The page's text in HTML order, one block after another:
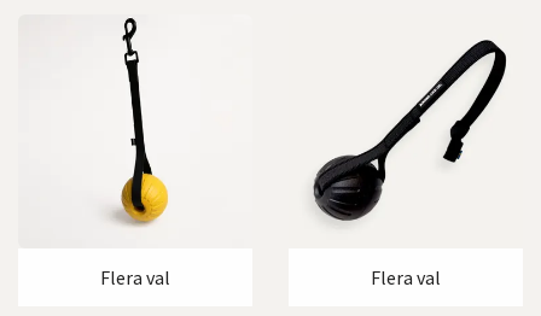
Flera val Flera val